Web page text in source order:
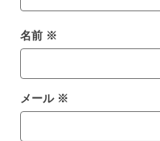
名前 ※
メール ※